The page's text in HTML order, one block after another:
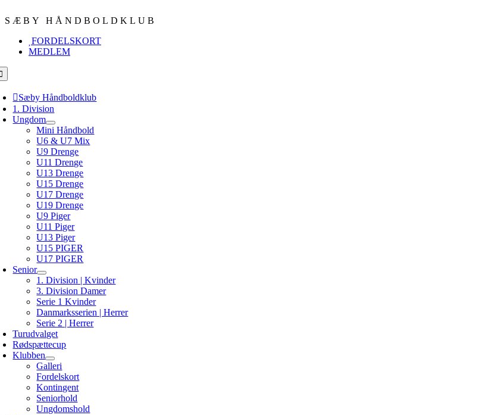
to
SÆBY HÅNDBOLDKLUB
FORDELSKORT
MEDLEM
Sæby Håndboldklub
1. Division
Ungdom
Mini Håndbold
U6 & U7 Mix
U9 Drenge
U11 Drenge
U13 Drenge
U15 Drenge
U17 Drenge
U19 Drenge
U9 Piger
U11 Piger
U13 Piger
U15 PIGER
U17 PIGER
Senior
1. Division | Kvinder
3. Division Damer
Serie 1 Kvinder
Danmarksserien | Herrer
Serie 2 | Herrer
Turudvalget
Rødspættecup
Klubben
Galleri
Fordelskort
Kontingent
Seniorhold
Ungdomshold